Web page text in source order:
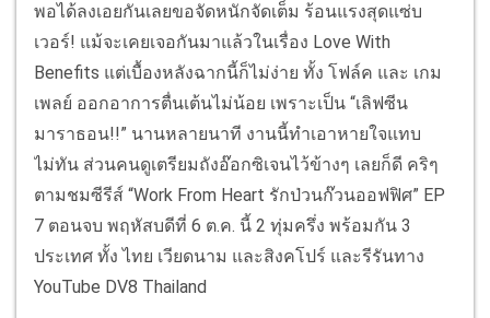
พอได้ลงเอยกันเลยขอจัดหนักจัดเต็ม ร้อนแรงสุดแซ่บ
เวอร์! แม้จะเคยเจอกันมาแล้วในเรื่อง Love With
Benefits แต่เบื้องหลังฉากนี้ก็ไม่ง่าย ทั้ง โฟล์ค และ เกม
เพลย์ ออกอาการตื่นเต้นไม่น้อย เพราะเป็น “เลิฟซีน
มาราธอน!!” นานหลายนาที งานนี้ทำเอาหายใจแทบ
ไม่ทัน ส่วนคนดูเตรียมถังอ๊อกซิเจนไว้ข้างๆ เลยก็ดี คริๆ
ตามชมซีรีส์ “Work From Heart รักป่วนก๊วนออฟฟิศ” EP
7 ตอนจบ พฤหัสบดีที่ 6 ต.ค. นี้ 2 ทุ่มครึ่ง พร้อมกัน 3
ประเทศ ทั้ง ไทย เวียดนาม และสิงคโปร์ และรีรันทาง
YouTube DV8 Thailand